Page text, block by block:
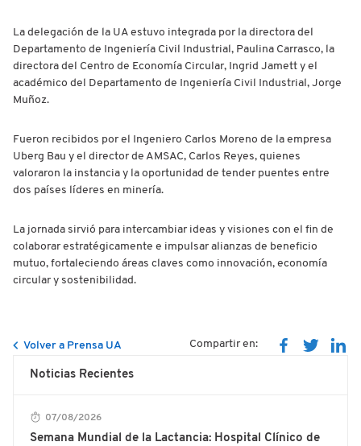
La delegación de la UA estuvo integrada por la directora del
Departamento de Ingeniería Civil Industrial, Paulina Carrasco, la
directora del Centro de Economía Circular, Ingrid Jamett y el
académico del Departamento de Ingeniería Civil Industrial, Jorge
Muñoz.
Fueron recibidos por el Ingeniero Carlos Moreno de la empresa
Uberg Bau y el director de AMSAC, Carlos Reyes, quienes
valoraron la instancia y la oportunidad de tender puentes entre
dos países líderes en minería.
La jornada sirvió para intercambiar ideas y visiones con el fin de
colaborar estratégicamente e impulsar alianzas de beneficio
mutuo, fortaleciendo áreas claves como innovación, economía
circular y sostenibilidad.
Volver a Prensa UA Compartir en:
Noticias Recientes
07/08/2026
Semana Mundial de la Lactancia: Hospital Clínico de